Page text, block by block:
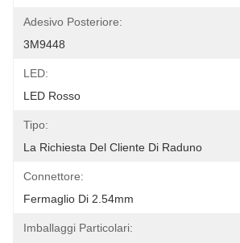
Adesivo Posteriore:
3M9448
LED:
LED Rosso
Tipo:
La Richiesta Del Cliente Di Raduno
Connettore:
Fermaglio Di 2.54mm
Imballaggi Particolari: